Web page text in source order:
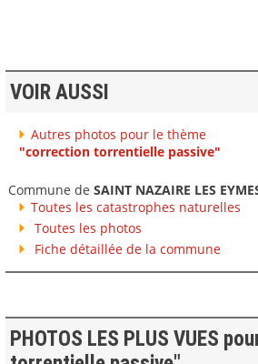
VOIR AUSSI
Autres photos pour le thème
"correction torrentielle passive"
Commune de SAINT NAZAIRE LES
Toutes les catastrophes naturelles
Toutes les photos
Fiche détaillée de la commune
PHOTOS LES PLUS VUES